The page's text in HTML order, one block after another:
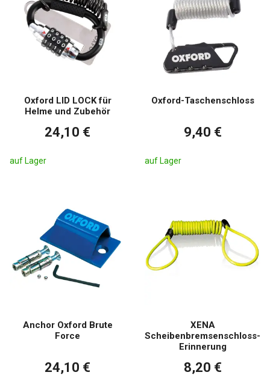
Oxford LID LOCK für
Helme und Zubehör
24,10 €
auf Lager
Oxford-Taschenschloss
9,40 €
auf Lager
Anchor Oxford Brute
Force
24,10 €
XENA
Scheibenbremsenschloss-
Erinnerung
8,20 €